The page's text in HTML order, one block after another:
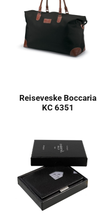
Reiseveske Boccaria
KC 6351